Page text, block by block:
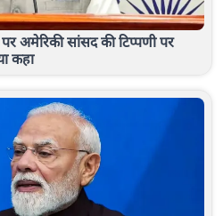
अमेरिकी सांसद की टिप्पणी पर
कहा